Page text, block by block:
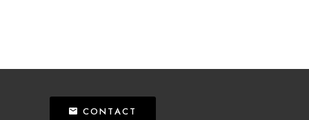
CONTACT